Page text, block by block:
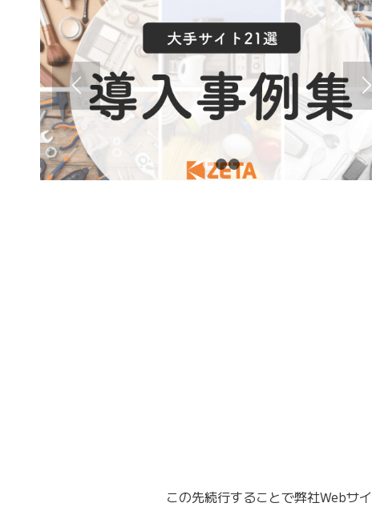
3
この先続行することで弊社Webサ